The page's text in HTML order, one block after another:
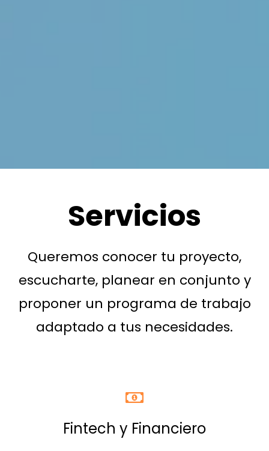
Servicios
Queremos conocer tu proyecto,
escucharte, planear en conjunto y
proponer un programa de trabajo
adaptado a tus necesidades.
Fintech y Financiero